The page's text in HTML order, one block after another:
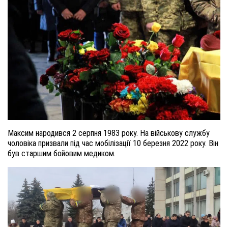
Максим народився 2 серпня 1983 року. На військову службу
чоловіка призвали під час мобілізації 10 березня 2022 року. Він
був старшим бойовим медиком.